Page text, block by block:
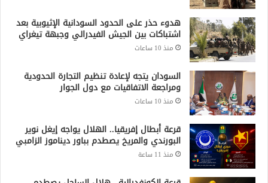
هدوء حذر على الحدود السودانية الإثيوبية بعد
اشتباكات بين الجيش الفيدرالي وجبهة تيغراي
منذ 10 ساعات
السودان يتجه لإعادة تنظيم التجارة الحدودية
ومراجعة الاتفاقيات مع دول الجوار
منذ 10 ساعات
قرعة أبطال إفريقيا.. الهلال يواجه إيغل نوير
البورندي والمريخ يصطدم بباور ديناموز الزامبي
منذ 11 ساعة